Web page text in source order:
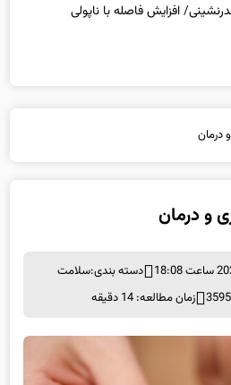
افزایش فاصله با ناپولی
درمان
و درمان
دسته بندی:سلامت
زمان مطالعه: 14 دقیقه